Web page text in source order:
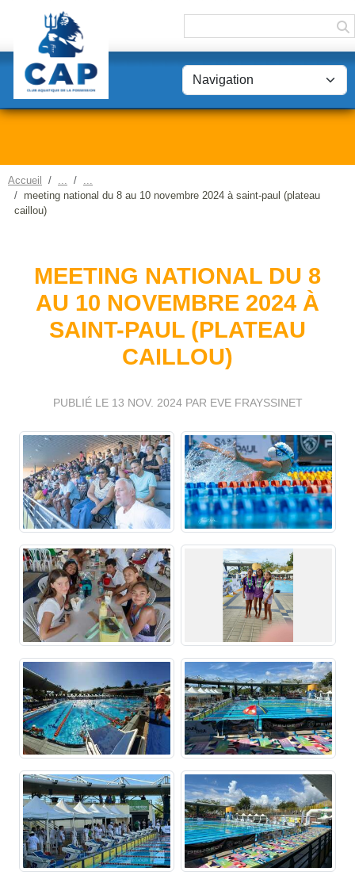
Accueil
meeting national du 8 au 10 novembre 2024 à saint-paul (plateau
caillou)
MEETING NATIONAL DU 8
AU 10 NOVEMBRE 2024 À
SAINT-PAUL (PLATEAU
CAILLOU)
PUBLIÉ LE 13 NOV. 2024PAR EVE FRAYSSINET
Panneau de gestion des cookies